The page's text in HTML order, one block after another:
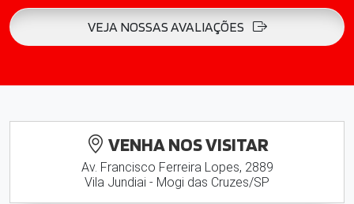
VEJA NOSSAS AVALIAÇÕES
VENHA NOS VISITAR
Av. Francisco Ferreira Lopes, 2889
Vila Jundiai - Mogi das Cruzes/SP